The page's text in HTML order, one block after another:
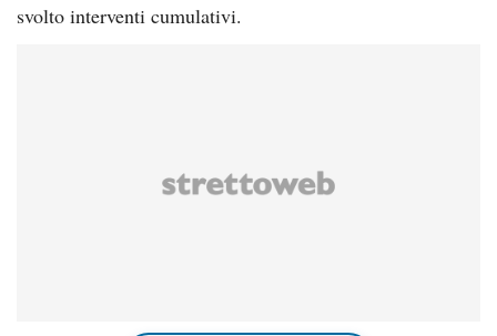
svolto interventi cumulativi.